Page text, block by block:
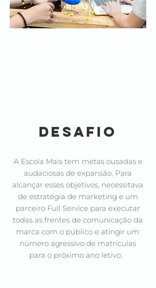
desafio
A Escola Mais tem metas ousadas e
audaciosas de expansão. Para
alcançar esses objetivos, necessitava
de estratégia de marketing e um
parceiro Full Service para executar
todas as frentes de comunicação da
marca com o público e atingir um
número agressivo de matrículas
para o próximo ano letivo.